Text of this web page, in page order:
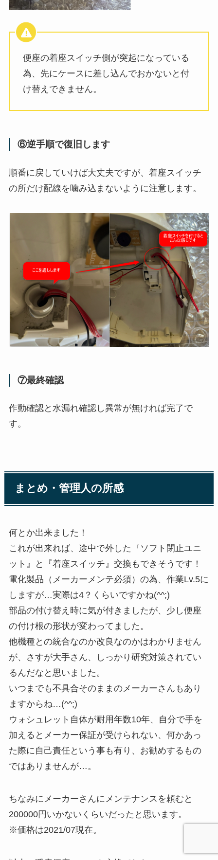
便座の着座スイッチ側が突起になっている
為、先にケースに差し込んでおかないと付
け替えできません。
⑥逆手順で復旧します
順番に戻していけば大丈夫ですが、着座スイッチ
の所だけ配線を噛み込まないように注意します。
⑦最終確認
作動確認と水漏れ確認し異常が無ければ完了で
す。
まとめ・管理人の所感
何とか出来ました！
これが出来れば、途中で外した『ソフト閉止ユニ
ット』と『着座スイッチ』交換もできそうです！
電化製品（メーカーメンテ必須）の為、作業Lv.5に
しますが…実際は4？くらいですかね(^^;)
部品の付け替え時に気が付きましたが、少し便座
の付け根の形状が変わってました。
他機種との統合なのか改良なのかはわかりません
が、さすが大手さん、しっかり研究対策されてい
るんだなと思いました。
いつまでも不具合そのままのメーカーさんもあり
ますからね…(^^;)
ウォシュレット自体が耐用年数10年、自分で手を
加えるとメーカー保証が受けられない、何かあっ
た際に自己責任という事も有り、お勧めするもの
ではありませんが…。
ちなみにメーカーさんにメンテナンスを頼むと
200000円いかないくらいだったと思います。
※価格は2021/07現在。